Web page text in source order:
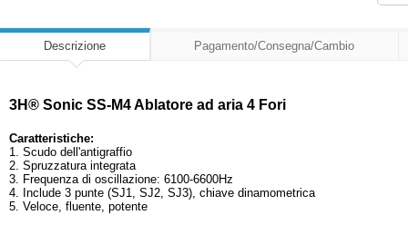
Descrizione Pagamento/Consegna/Cambio
3H® Sonic SS-M4 Ablatore ad aria 4 Fori
Caratteristiche:
1. Scudo dell'antigraffio
2. Spruzzatura integrata
3. Frequenza di oscillazione: 6100-6600Hz
4. Include 3 punte (SJ1, SJ2, SJ3), chiave dinamometrica
5. Veloce, fluente, potente